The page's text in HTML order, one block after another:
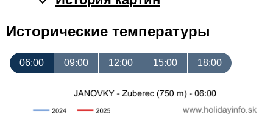
Исторические температуры
06:00 09:00 12:00 15:00 18:00